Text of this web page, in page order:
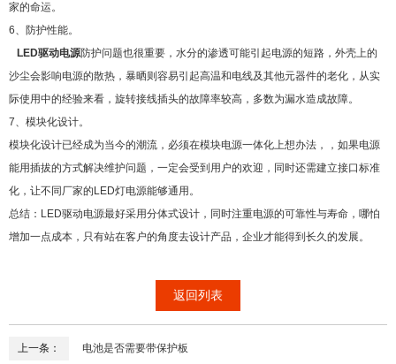
家的命运。
6、防护性能。
LED驱动电源防护问题也很重要，水分的渗透可能引起电源的短路，外壳上的
沙尘会影响电源的散热，暴晒则容易引起高温和电线及其他元器件的老化，从实
际使用中的经验来看，旋转接线插头的故障率较高，多数为漏水造成故障。
7、模块化设计。
模块化设计已经成为当今的潮流，必须在模块电源一体化上想办法，，如果电源
能用插拔的方式解决维护问题，一定会受到用户的欢迎，同时还需建立接口标准
化，让不同厂家的LED灯电源能够通用。
总结：LED驱动电源最好采用分体式设计，同时注重电源的可靠性与寿命，哪怕
增加一点成本，只有站在客户的角度去设计产品，企业才能得到长久的发展。
返回列表
上一条： 电池是否需要带保护板